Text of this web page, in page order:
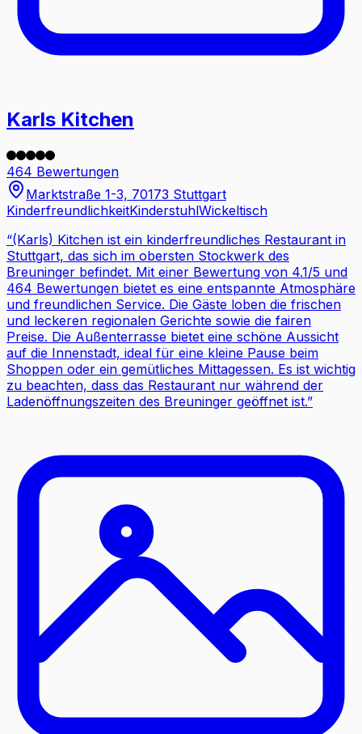
Karls Kitchen
464 Bewertungen
Marktstraße 1-3, 70173 Stuttgart
KinderfreundlichkeitKinderstuhlWickeltisch
“(Karls) Kitchen ist ein kinderfreundliches Restaurant in
Stuttgart, das sich im obersten Stockwerk des
Breuninger befindet. Mit einer Bewertung von 4.1/5 und
464 Bewertungen bietet es eine entspannte Atmosphäre
und freundlichen Service. Die Gäste loben die frischen
und leckeren regionalen Gerichte sowie die fairen
Preise. Die Außenterrasse bietet eine schöne Aussicht
auf die Innenstadt, ideal für eine kleine Pause beim
Shoppen oder ein gemütliches Mittagessen. Es ist wichtig
zu beachten, dass das Restaurant nur während der
Ladenöffnungszeiten des Breuninger geöffnet ist.”